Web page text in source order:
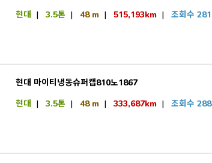
현대 | 3.5톤| 48 m| 515,193km| 조회수 281
현대 마이티냉동슈퍼캡810노1867
현대 | 3.5톤| 48 m| 333,687km| 조회수 288